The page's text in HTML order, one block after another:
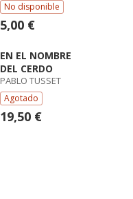
No disponible
5,00 €
EN EL NOMBRE
DEL CERDO
PABLO TUSSET
Agotado
19,50 €